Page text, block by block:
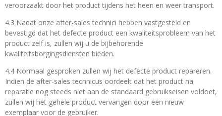
veroorzaakt door het product tijdens het heen en weer transport.
4.3 Nadat onze after-sales technici hebben vastgesteld en
bevestigd dat het defecte product een kwaliteitsprobleem van het
product zelf is, zullen wij u de bijbehorende
kwaliteitsborgingsdiensten bieden.
4.4 Normaal gesproken zullen wij het defecte product repareren.
Indien de after-sales technicus oordeelt dat het product na
reparatie nog steeds niet aan de standaard gebruikseisen voldoet,
zullen wij het gehele product vervangen door een nieuw
exemplaar voor de gebruiker.